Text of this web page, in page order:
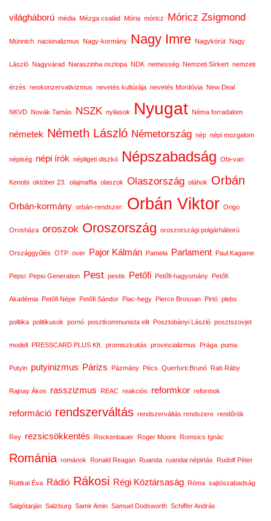
világháború média Mézga család Mória móricz Móricz Zsigmond
Münnich nacionalizmus Nagy-kormány Nagy Imre Nagykörút Nagy
László Nagyvárad Naraszinha oszlopa NDK nemesség Nemzeti Sírkert nemzeti
érzés neokonzervativizmus nevetés kultúrája nevetés Mordóvia New Deal
NKVD Novák Tamás NSZK nyilasok Nyugat Néma forradalom
németek Németh László Németország nép népi mozgalom
népiség népi írók népligeti diszkó Népszabadság Obi-van
Kenobi október 23. olajmaffia olaszok Olaszország oláhok Orbán
Orbán-kormány orbán-rendszer: Orbán Viktor Origo
Orosháza oroszok Oroszország oroszországi polgárháború
Országgyűlés OTP over Pajor Kálmán Pamela Parlament Paul Kagame
Pepsi Pepsi Generation Pest pestis Petőfi Petőfi-hagyomány Petőfi
Akadémia Petőfi Népe Petőfi Sándor Piac-hegy Pierce Brosnan Pirtó plebs
politika politikusok pornó posztkommunista elit Posztobányi László posztszovjet
modell PRESSCARD PLUS Kft. promiszkuitás provincializmus Prága puma
Putyin putyinizmus Párizs Pázmány Pécs Querfurti Brunó Rab Ráby
Rajnay Ákos rasszizmus REAC reakciós reformkor reformok
reformáció rendszerváltás rendszerváltás rendszere rendőrök
Rey rezsicsökkentés Rockenbauer Roger Moore Romsics Ignác
Románia románok Ronald Reagan Ruanda ruandai népirtás Rudolf Péter
Ruttkai Éva Rádió Rákosi Régi Köztársaság Róma sajtószabadság
Salgótarján Salzburg Samir Amin Samuel Dodsworth Schiffer András